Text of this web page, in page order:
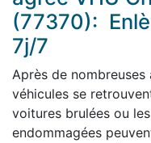
(77370):
7j/7
Après de nombreuses
véhicules se
voitures brulées ou
endommagées